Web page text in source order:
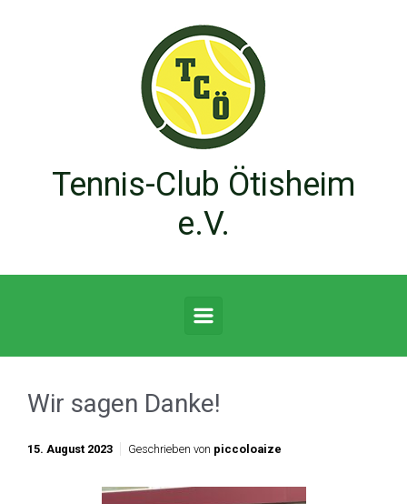
Tennis-Club Ötisheim
e.V.
Wir sagen Danke!
15. August 2023 Geschrieben von piccoloaize